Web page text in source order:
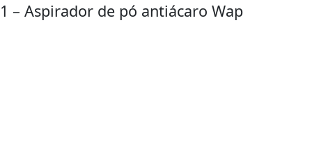
1 – Aspirador de pó antiácaro Wap